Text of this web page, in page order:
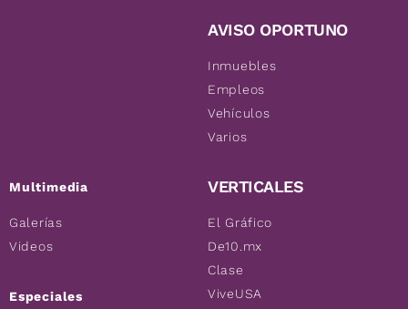
Multimedia
Galerías
Videos
Especiales
AVISO OPORTUNO
Inmuebles
Empleos
Vehículos
Varios
VERTICALES
El Gráfico
De10.mx
Clase
ViveUSA